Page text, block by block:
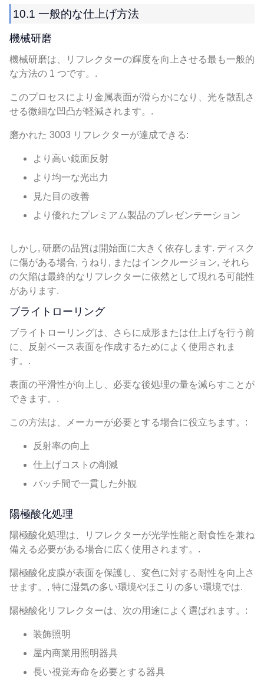
10.1 一般的な仕上げ方法
機械研磨
機械研磨は、リフレクターの輝度を向上させる最も一般的
な方法の 1 つです。.
このプロセスにより金属表面が滑らかになり、光を散乱さ
せる微細な凹凸が軽減されます。.
磨かれた 3003 リフレクターが達成できる:
より高い鏡面反射
より均一な光出力
見た目の改善
より優れたプレミアム製品のプレゼンテーション
しかし, 研磨の品質は開始面に大きく依存します. ディスク
に傷がある場合, うねり, またはインクルージョン, それら
の欠陥は最終的なリフレクターに依然として現れる可能性
があります.
ブライトローリング
ブライトローリングは、さらに成形または仕上げを行う前
に、反射ベース表面を作成するためによく使用されま
す。.
表面の平滑性が向上し、必要な後処理の量を減らすことが
できます。.
この方法は、メーカーが必要とする場合に役立ちます。:
反射率の向上
仕上げコストの削減
バッチ間で一貫した外観
陽極酸化処理
陽極酸化処理は、リフレクターが光学性能と耐食性を兼ね
備える必要がある場合に広く使用されます。.
陽極酸化皮膜が表面を保護し、変色に対する耐性を向上さ
せます。, 特に湿気の多い環境やほこりの多い環境では.
陽極酸化リフレクターは、次の用途によく選ばれます。:
装飾照明
屋内商業用照明器具
長い視覚寿命を必要とする器具